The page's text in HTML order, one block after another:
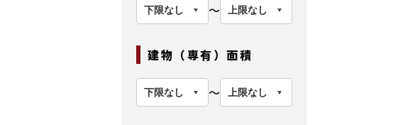
〜
建物（専有）面積
〜